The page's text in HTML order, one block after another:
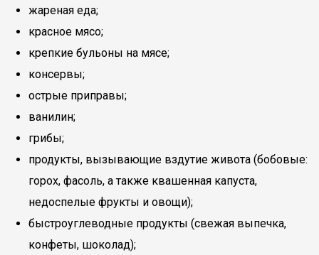
жареная еда;
красное мясо;
крепкие бульоны на мясе;
консервы;
острые приправы;
ванилин;
грибы;
продукты, вызывающие вздутие живота (бобовые:
горох, фасоль, а также квашенная капуста,
недоспелые фрукты и овощи);
быстроуглеводные продукты (свежая выпечка,
конфеты, шоколад);